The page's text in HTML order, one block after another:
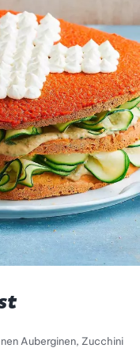
Auberginen, Zucchini